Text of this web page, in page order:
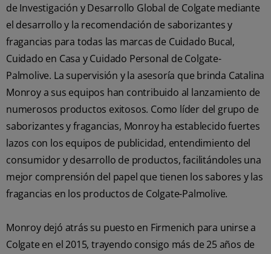
de Investigación y Desarrollo Global de Colgate mediante
el desarrollo y la recomendación de saborizantes y
fragancias para todas las marcas de Cuidado Bucal,
Cuidado en Casa y Cuidado Personal de Colgate-
Palmolive. La supervisión y la asesoría que brinda Catalina
Monroy a sus equipos han contribuido al lanzamiento de
numerosos productos exitosos. Como líder del grupo de
saborizantes y fragancias, Monroy ha establecido fuertes
lazos con los equipos de publicidad, entendimiento del
consumidor y desarrollo de productos, facilitándoles una
mejor comprensión del papel que tienen los sabores y las
fragancias en los productos de Colgate-Palmolive.
Monroy dejó atrás su puesto en Firmenich para unirse a
Colgate en el 2015, trayendo consigo más de 25 años de